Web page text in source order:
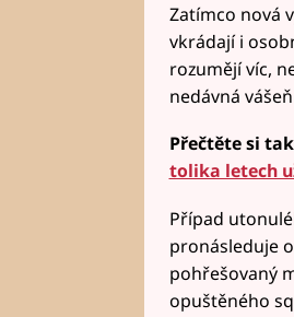
Zatímco nová
vkrádají i
rozumějí víc,
nedávná
Přečtěte si
tolika letech
Případ
pronásleduje
pohřešovaný
opuštěného